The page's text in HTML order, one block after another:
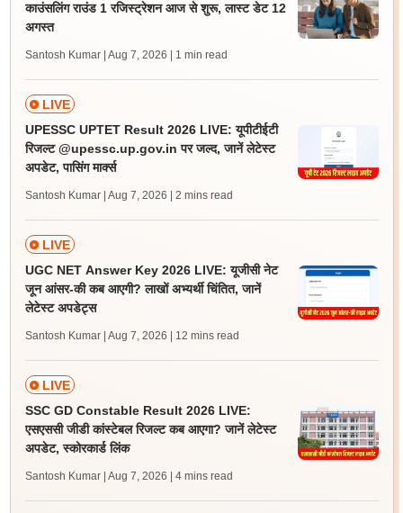
काउंसलिंग राउंड 1 रजिस्ट्रेशन आज से शुरू, लास्ट डेट 12
अगस्त
Santosh Kumar | Aug 7, 2026 | 1 min read
LIVE
UPESSC UPTET Result 2026 LIVE: यूपीटीईटी
रिजल्ट @upessc.up.gov.in पर जल्द, जानें लेटेस्ट
अपडेट, पासिंग मार्क्स
Santosh Kumar | Aug 7, 2026 | 2 mins read
LIVE
UGC NET Answer Key 2026 LIVE: यूजीसी नेट
जून आंसर-की कब आएगी? लाखों अभ्यर्थी चिंतित, जानें
लेटेस्ट अपडेट्स
Santosh Kumar | Aug 7, 2026 | 12 mins read
LIVE
SSC GD Constable Result 2026 LIVE:
एसएससी जीडी कांस्टेबल रिजल्ट कब आएगा? जानें लेटेस्ट
अपडेट, स्कोरकार्ड लिंक
Santosh Kumar | Aug 7, 2026 | 4 mins read